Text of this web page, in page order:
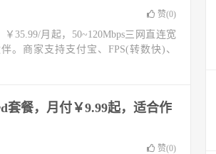
赞(0)
35.99/月起，50~120Mbps三网直连宽
。商家支持支付宝、FPS(转数快)、
餐，月付￥9.99起，适合作
赞(0)